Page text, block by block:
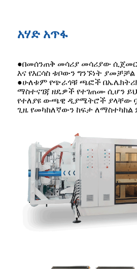
አሃድ አጥፋ
●በመሰንጠቅ መሳሪያ መሳሪያው
እና የእርሳስ ቱቦውን ግንኙነት ያመቻቻል
●ሁለቱም የጭራጎቹ ጫፎች
ማስተናገጃ ዘዴዎች የተገጠሙ ሲሆን
የተለያዩ ውጫዊ ዲያሜትሮች ያላቸው
ጊዜ የመካከለኛውን ከፍታ